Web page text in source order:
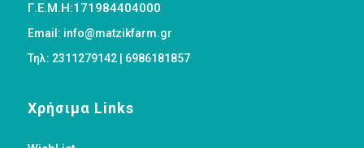
Γ.Ε.Μ.Η:171984404000
Email: info@matzikfarm.gr
Τηλ: 2311279142 | 6986181857
Χρήσιμα Links